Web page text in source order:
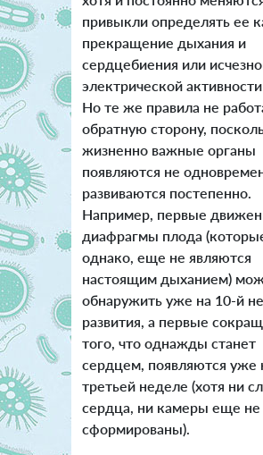
привыкли определять ее
прекращение дыхания и
сердцебиения или
электрической
Но те же правила не
обратную сторону,
жизненно важные органы
появляются не
развиваются постепенно.
Например, первые
диафрагмы плода
однако, еще не являются
настоящим дыханием)
обнаружить уже на 10-й
развития, а первые
того, что однажды станет
сердцем, появляются уже
третьей неделе (хотя ни
сердца, ни камеры еще не
сформированы).